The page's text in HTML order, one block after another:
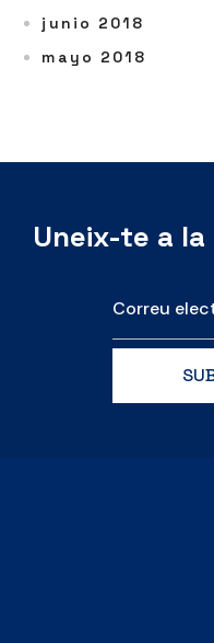
junio 2018
mayo 2018
Uneix-te a